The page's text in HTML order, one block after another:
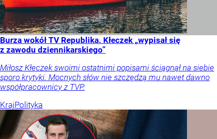
Burza wokół TV Republika. Kłeczek „wypisał się
z zawodu dziennikarskiego”
Miłosz Kłeczek swoimi ostatnimi popisami ściągnął na siebie
sporo krytyki. Mocnych słów nie szczędzą mu nawet dawno
współpracownicy z TVP.
KrajPolityka